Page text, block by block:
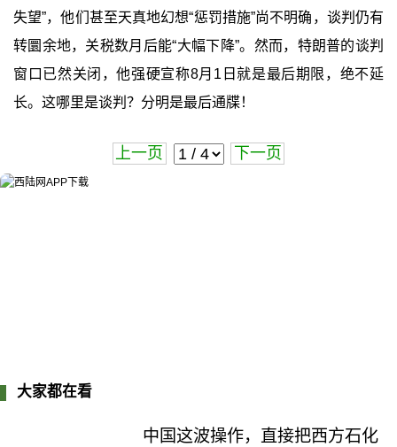
失望”，他们甚至天真地幻想“惩罚措施”尚不明确，谈判仍有
转圜余地，关税数月后能“大幅下降”。然而，特朗普的谈判
窗口已然关闭，他强硬宣称8月1日就是最后期限，绝不延
长。这哪里是谈判？分明是最后通牒！
上一页 下一页
大家都在看
中国这波操作，直接把西方石化